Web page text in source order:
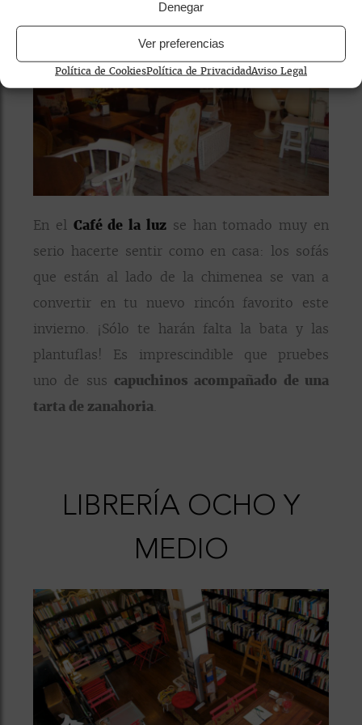
Denegar
Ver preferencias
Política de CookiesPolítica de PrivacidadAviso Legal
En el Café de la luz se han tomado muy en
serio hacerte sentir como en casa: los sofás
que están al lado de la chimenea se van a
convertir en tu nuevo rincón favorito este
invierno. ¡Sólo te harán falta la bata y las
plantuflas! Es imprescindible que pruebes
uno de sus capuchinos acompañado de una
tarta de zanahoria.
LIBRERÍA OCHO Y
MEDIO